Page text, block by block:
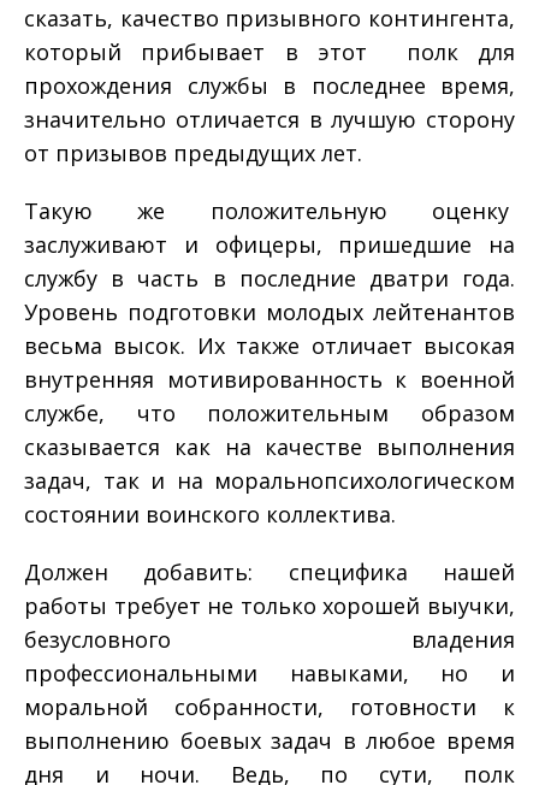
сказать, качество призывного контингента,
который прибывает в этот полк для
прохождения службы в последнее время,
значительно отличается в лучшую сторону
от призывов предыдущих лет.
Такую же положительную оценку
заслуживают и офицеры, пришедшие на
службу в часть в последние два­три года.
Уровень подготовки молодых лейтенантов
весьма высок. Их также отличает высокая
внутренняя мотивированность к военной
службе, что положительным образом
сказывается как на качестве выполнения
задач, так и на морально­психологическом
состоянии воинского коллектива.
Должен добавить: специфика нашей
работы требует не только хорошей выучки,
безусловного владения
профессиональными навыками, но и
моральной собранности, готовности к
выполнению боевых задач в любое время
дня и ночи. Ведь, по сути, полк